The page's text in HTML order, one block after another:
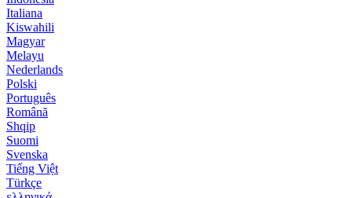
Italiana
Kiswahili
Magyar
Melayu
Nederlands
Polski
Português
Română
Shqip
Suomi
Svenska
Tiếng Việt
Türkçe